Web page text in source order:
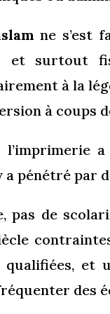
ne s’est
et surtout
à la
à coups
l’imprimerie
a pénétré par
pas de
et
des